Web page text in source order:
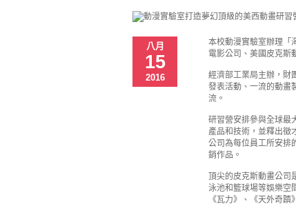
八月
15
2016
本校動漫實驗室辦理「
電影公司、美國皮克斯
經濟部工業局主辦，財
發表活動、一流的動畫
流。
研習營安排參與全球最
產品和技術，並釋出徵
公司為每位員工所安排
銷作品。
頂尖的皮克斯動畫公
泳池和籃球場等娛樂空
《瓦力》、《天外奇